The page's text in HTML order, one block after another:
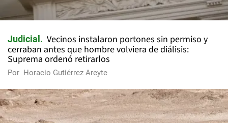
Judicial
Vecinos instalaron portones sin permiso y
cerraban antes que hombre volviera de diálisis:
Suprema ordenó retirarlos
Por Horacio Gutiérrez Areyte